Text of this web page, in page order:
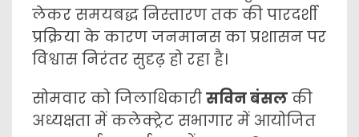
लेकर समयबद्ध निस्तारण तक की पारदर्शी
प्रक्रिया के कारण जनमानस का प्रशासन पर
विश्वास निरंतर सुदृढ़ हो रहा है।
सोमवार को जिलाधिकारीसविन बंसलकी
अध्यक्षता में कलेक्ट्रेट सभागार में आयोजित